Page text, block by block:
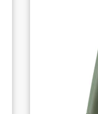
durable,
efficace
pieds
Protection
être
semelle